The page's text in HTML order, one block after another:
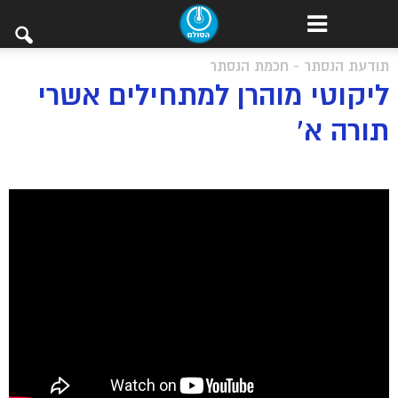
תודעת הנסתר - חכמת הנסתר
ליקוטי מוהרן למתחילים אשרי
תורה א’